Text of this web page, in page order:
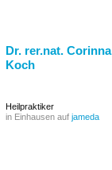
Dr. rer.nat. Corinna
Koch
Heilpraktiker
in Einhausen auf jameda